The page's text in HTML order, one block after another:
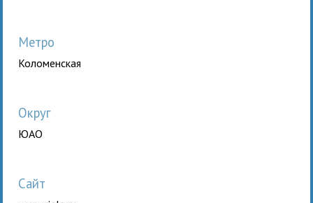
Метро
Коломенская
Округ
ЮАО
Сайт